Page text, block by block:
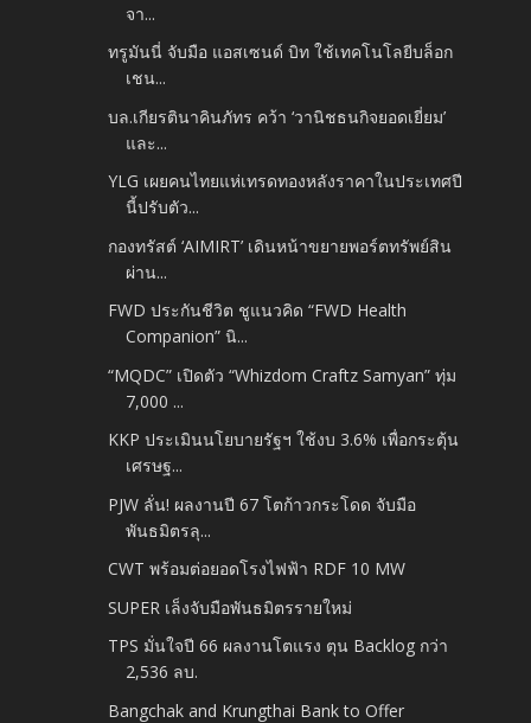
จา...
ทรูมันนี่ จับมือ แอสเซนด์ บิท ใช้เทคโนโลยีบล็อก
เชน...
บล.เกียรตินาคินภัทร คว้า ‘วานิชธนกิจยอดเยี่ยม’
และ...
YLG เผยคนไทยแห่เทรดทองหลังราคาในประเทศปี
นี้ปรับตัว...
กองทรัสต์ ‘AIMIRT’ เดินหน้าขยายพอร์ตทรัพย์สิน
ผ่าน...
FWD ประกันชีวิต ชูแนวคิด “FWD Health
Companion” นิ...
“MQDC” เปิดตัว “Whizdom Craftz Samyan” ทุ่ม
7,000 ...
KKP ประเมินนโยบายรัฐฯ ใช้งบ 3.6% เพื่อกระตุ้น
เศรษฐ...
PJW ลั่น! ผลงานปี 67 โตก้าวกระโดด จับมือ
พันธมิตรลุ...
CWT พร้อมต่อยอดโรงไฟฟ้า RDF 10 MW
SUPER เล็งจับมือพันธมิตรรายใหม่
TPS มั่นใจปี 66 ผลงานโตแรง ตุน Backlog กว่า
2,536 ลบ.
Bangchak and Krungthai Bank to Offer